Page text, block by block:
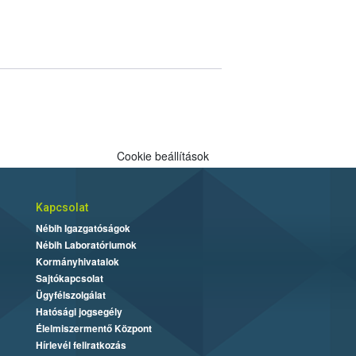
Cookie beállítások
Kapcsolat
Nébih Igazgatóságok
Nébih Laboratóriumok
Kormányhivatalok
Sajtókapcsolat
Ügyfélszolgálat
Hatósági jogsegély
Élelmiszermentő Központ
Hírlevél feliratkozás